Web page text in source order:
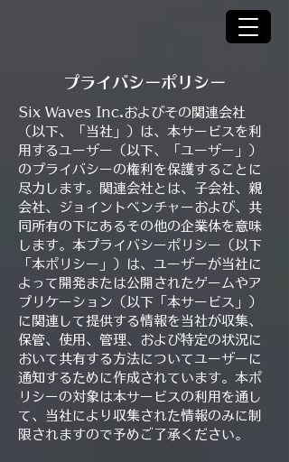
プライバシーポリシー
Six Waves Inc.およびその関連会社
（以下、「当社」）は、本サービスを利
用するユーザー（以下、「ユーザー」）
のプライバシーの権利を保護することに
尽力します。関連会社とは、子会社、親
会社、ジョイントベンチャーおよび、共
同所有の下にあるその他の企業体を意味
します。本プライバシーポリシー（以下
「本ポリシー」）は、ユーザーが当社に
よって開発または公開されたゲームやア
プリケーション（以下「本サービス」）
に関連して提供する情報を当社が収集、
保管、使用、管理、および特定の状況に
おいて共有する方法についてユーザーに
通知するために作成されています。本ポ
リシーの対象は本サービスの利用を通し
て、当社により収集された情報のみに制
限されますので予めご了承ください。